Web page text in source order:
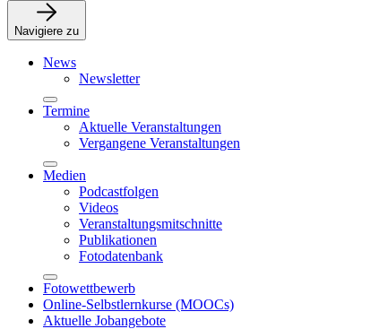
Navigiere zu
News
Newsletter
Termine
Aktuelle Veranstaltungen
Vergangene Veranstaltungen
Medien
Podcastfolgen
Videos
Veranstaltungsmitschnitte
Publikationen
Fotodatenbank
Fotowettbewerb
Online-Selbstlernkurse (MOOCs)
Aktuelle Jobangebote